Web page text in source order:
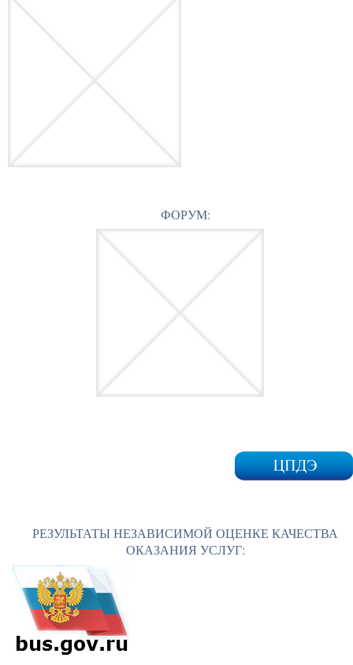
ФОРУМ:
РЕЗУЛЬТАТЫ НЕЗАВИСИМОЙ ОЦЕНКЕ КАЧЕСТВА
ОКАЗАНИЯ УСЛУГ: